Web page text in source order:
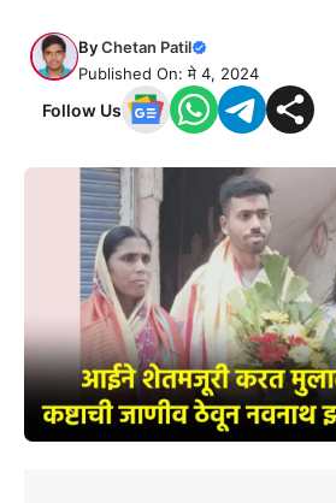
ByChetan Patil
Published On: मे 4, 2024
Follow Us